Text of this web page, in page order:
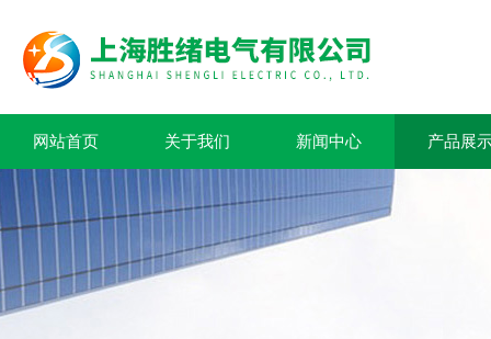
网站首页 关于我们 新闻中心 产品展